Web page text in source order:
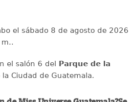
el sábado 8 de agosto de 2026
el salón 6 del Parque de la
Ciudad de Guatemala.